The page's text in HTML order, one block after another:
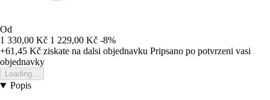
Od
1 330,00 Kč 1 229,00 Kč -8%
+61,45 Kč ziskate na dalsi objednavku Pripsano po potvrzeni vasi
objednavky
Loading...
Popis